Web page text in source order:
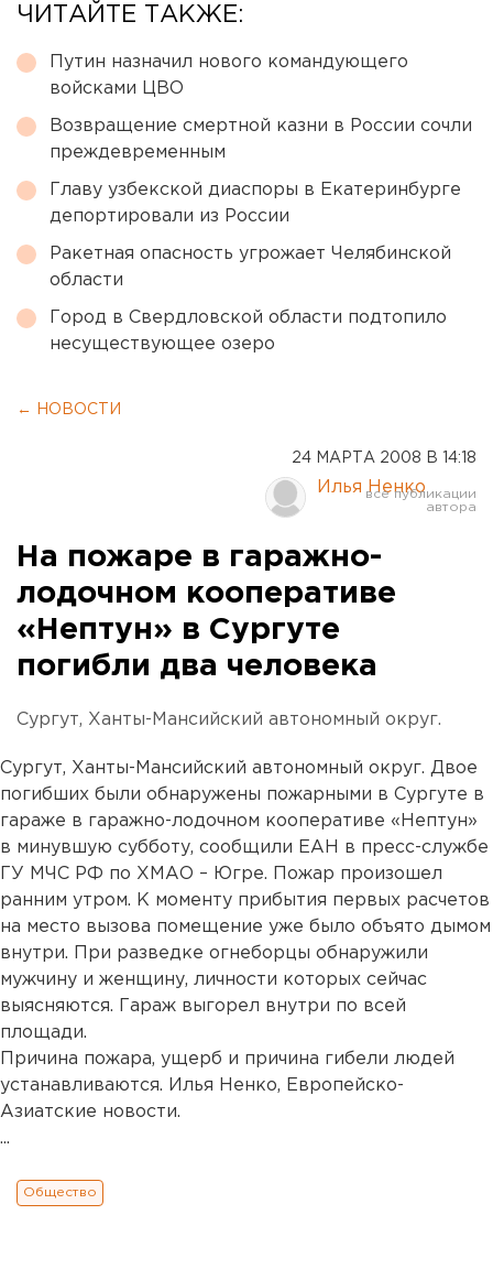
ЧИТАЙТЕ ТАКЖЕ:
Путин назначил нового командующего
войсками ЦВО
Возвращение смертной казни в России сочли
преждевременным
Главу узбекской диаспоры в Екатеринбурге
депортировали из России
Ракетная опасность угрожает Челябинской
области
Город в Свердловской области подтопило
несуществующее озеро
← НОВОСТИ
24 МАРТА 2008 В 14:18
Илья Ненко
На пожаре в гаражно-
лодочном кооперативе
«Нептун» в Сургуте
погибли два человека
Сургут, Ханты-Мансийский автономный округ.
Сургут, Ханты-Мансийский автономный округ. Двое
погибших были обнаружены пожарными в Сургуте в
гараже в гаражно-лодочном кооперативе «Нептун»
в минувшую субботу, сообщили ЕАН в пресс-службе
ГУ МЧС РФ по ХМАО – Югре. Пожар произошел
ранним утром. К моменту прибытия первых расчетов
на место вызова помещение уже было объято дымом
внутри. При разведке огнеборцы обнаружили
мужчину и женщину, личности которых сейчас
выясняются. Гараж выгорел внутри по всей
площади.
Причина пожара, ущерб и причина гибели людей
устанавливаются. Илья Ненко, Европейско-
Азиатские новости.
...
Общество